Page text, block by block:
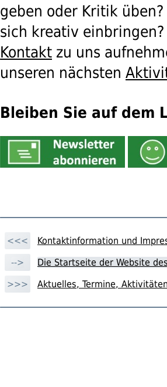
geben oder Kritik
sich kreativ
Kontakt zu uns
unseren nächsten
Bleiben Sie auf dem
<<<
Kontaktinformation und
-->
Die Startseite der Website
>>>
Aktuelles, Termine,